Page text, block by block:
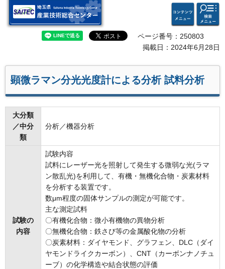
埼玉県 産業技術総合セン
コンテ
ンツメ
ニュー
検索・
共通メ
ニュー
ページ番号：250803
掲載日：2024年6月28日
顕微ラマン分光光度計による分析 試料分析
大分類
／中分
類
分析／機器分析
試験の
内容
試験内容
試料にレーザー光を照射して発生する微弱な光(ラマ
ン散乱光)を利用して、有機・無機化合物・炭素材料
を分析する装置です。
数μm程度の固体サンプルの測定が可能です。
主な測定試料
〇有機化合物：微小有機物の異物分析
〇無機化合物：鉄さび等の金属酸化物の分析
〇炭素材料：ダイヤモンド、グラフェン、DLC（ダイ
ヤモンドライクカーボン）、CNT（カーボンナノチュ
ーブ）の化学構造や結合状態の評価